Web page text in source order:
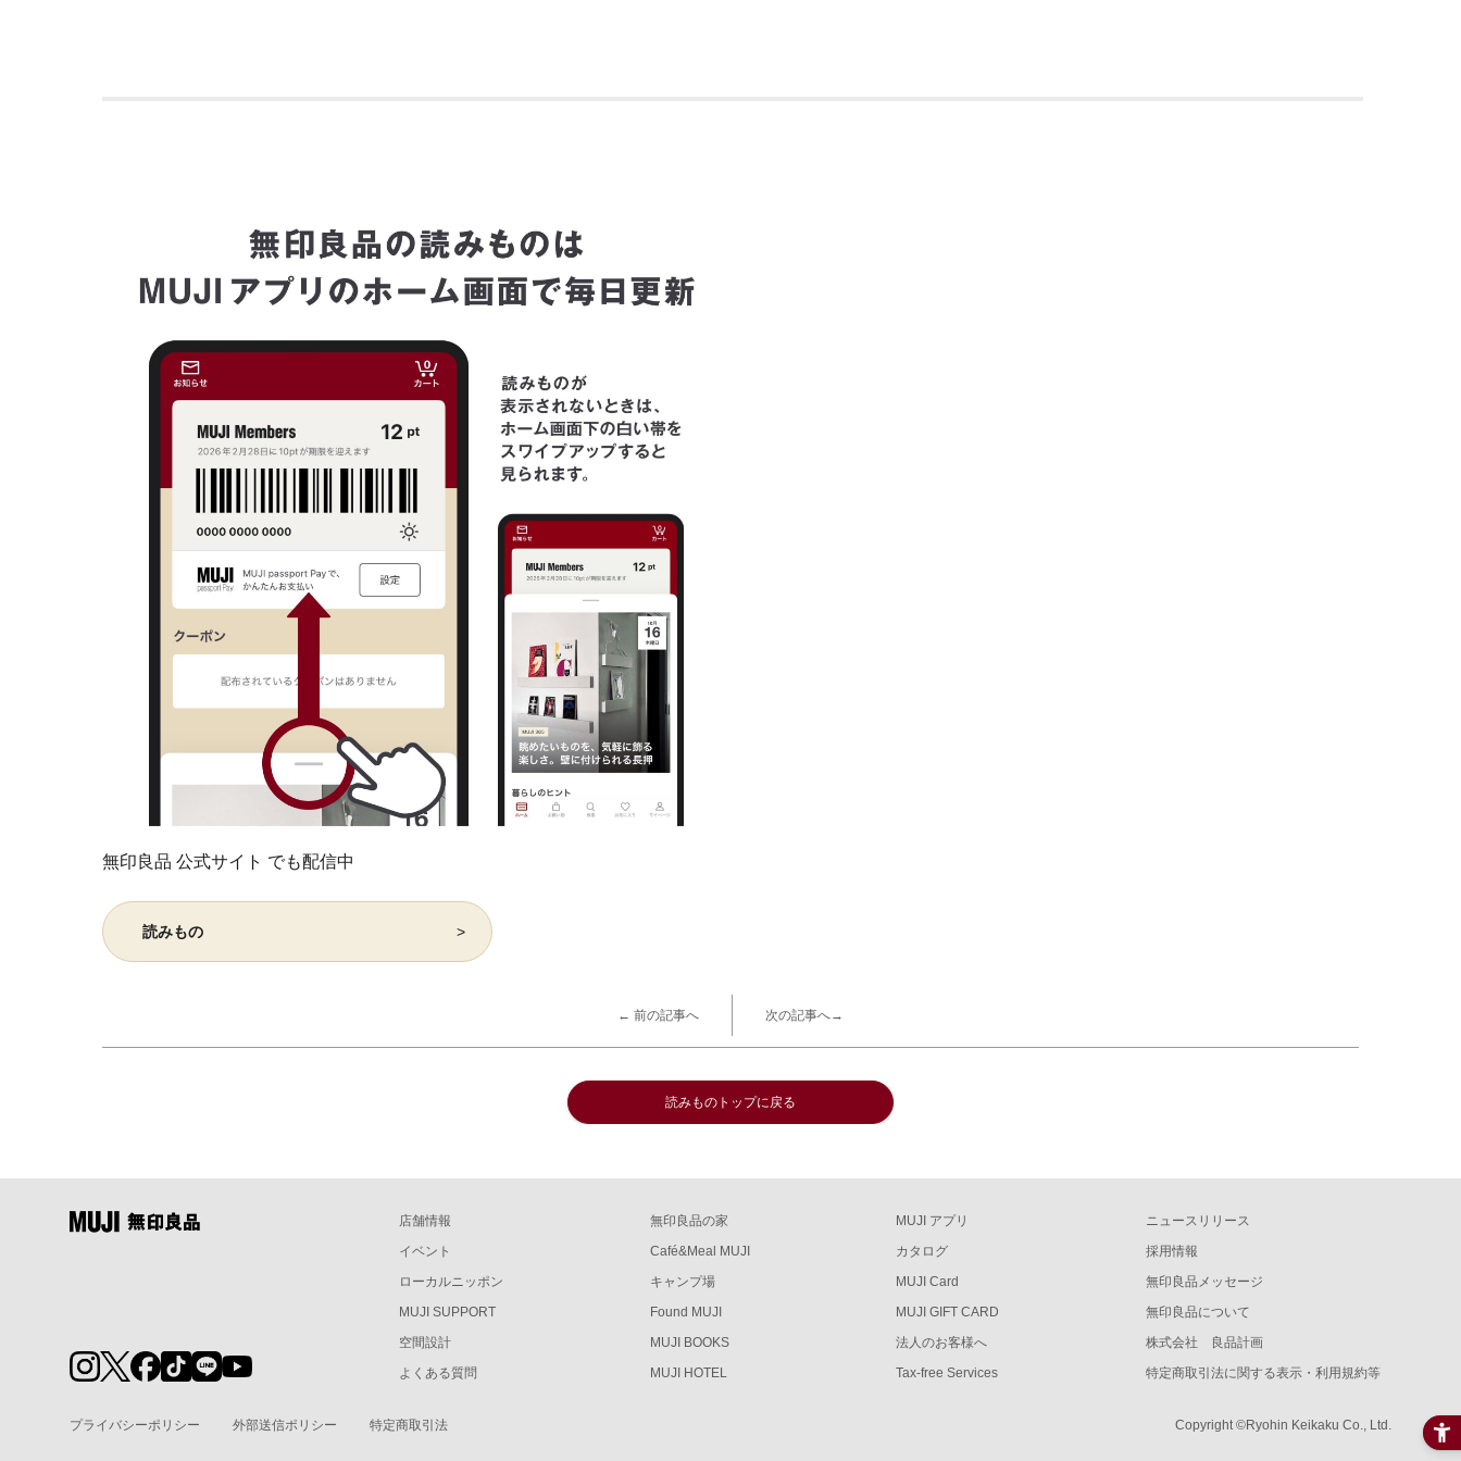
無印良品 公式サイト でも配信中
読みもの
← 前の記事へ 次の記事へ→
読みものトップに戻る
店舗情報
イベント
ローカルニッポン
MUJI SUPPORT
空間設計
よくある質問
無印良品の家
Café&Meal MUJI
キャンプ場
Found MUJI
MUJI BOOKS
MUJI HOTEL
MUJI アプリ
カタログ
MUJI Card
MUJI GIFT CARD
法人のお客様へ
Tax-free Services
ニュースリリース
採用情報
無印良品メッセージ
無印良品について
株式会社 良品計画
特定商取引法に関する表示・利用規約等
プライバシーポリシー 外部送信ポリシー 特定商取引法 Copyright ©Ryohin Keikaku Co., Ltd.